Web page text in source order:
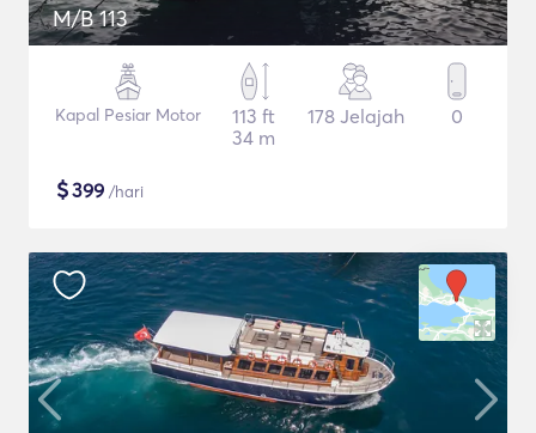
M/B 113
Kapal Pesiar Motor
113 ft
34 m
178 Jelajah 0
$399 /hari